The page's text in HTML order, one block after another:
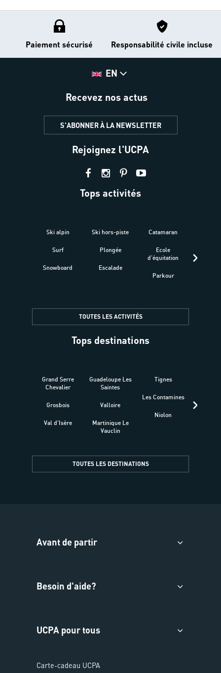
Paiement sécurisé Responsabilité civile incluse
EN
Recevez nos actus
S'ABONNER À LA NEWSLETTER
Rejoignez l'UCPA
Tops activités
Ski alpin
Surf
Snowboard
Ski hors-piste
Plongée
Escalade
Catamaran
Ecole
d'équitation
Parkour
TOUTES LES ACTIVITÉS
Tops destinations
Grand Serre
Chevalier
Grosbois
Val d'Isère
Guadeloupe Les
Saintes
Valloire
Martinique Le
Vauclin
Tignes
Les Contamines
Niolon
TOUTES LES DESTINATIONS
Avant de partir
Besoin d'aide?
UCPA pour tous
Carte-cadeau UCPA